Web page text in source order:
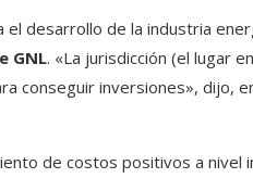
desarrollo de la industria
GNL. «La jurisdicción (el lugar
conseguir inversiones», dijo,
de costos positivos a nivel